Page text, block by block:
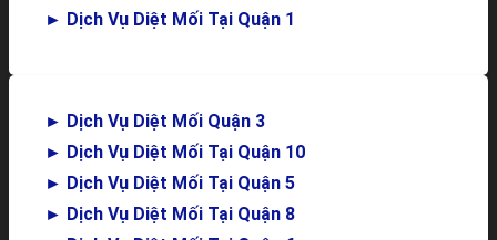
► Dịch Vụ Diệt Mối Tại Quận 1
► Dịch Vụ Diệt Mối Quận 3
► Dịch Vụ Diệt Mối Tại Quận 10
► Dịch Vụ Diệt Mối Tại Quận 5
► Dịch Vụ Diệt Mối Tại Quận 8